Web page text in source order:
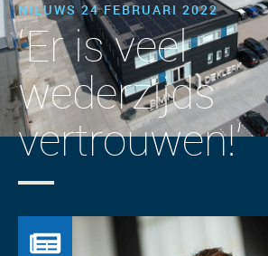
NIEUWS 24 FEBRUARI 2022
‘Er is veel
wederzijds
vertrouwen!’